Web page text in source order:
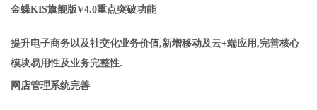
金蝶KIS旗舰版V4.0重点突破功能
提升电子商务以及社交化业务价值,新增移动及云+端应用,完善核心
模块易用性及业务完整性.
网店管理系统完善